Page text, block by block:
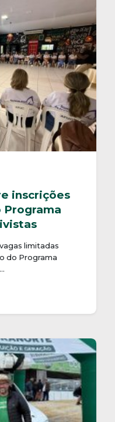
inscrições
Programa
limitadas
do Programa